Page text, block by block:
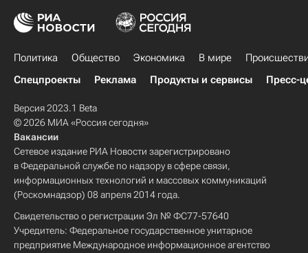
Политика Общество Экономика В мире
Спецпроекты
Реклама Продукты и сервисы Пресс-
Версия 2023.1 Beta
© 2026 МИА «Россия сегодня»
Вакансии
Сетевое издание РИА Новости зарегистрировано
в Федеральной службе по надзору в сфере связи,
информационных технологий и массовых коммуникаций
(Роскомнадзор) 08 апреля 2014 года.
Свидетельство о регистрации Эл № ФС77-57640
Учредитель: Федеральное государственное унитарное
предприятие Международное информационное агентство